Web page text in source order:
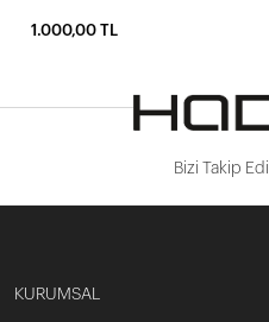
1.000,00 TL
Bizi Takip
KURUMSAL